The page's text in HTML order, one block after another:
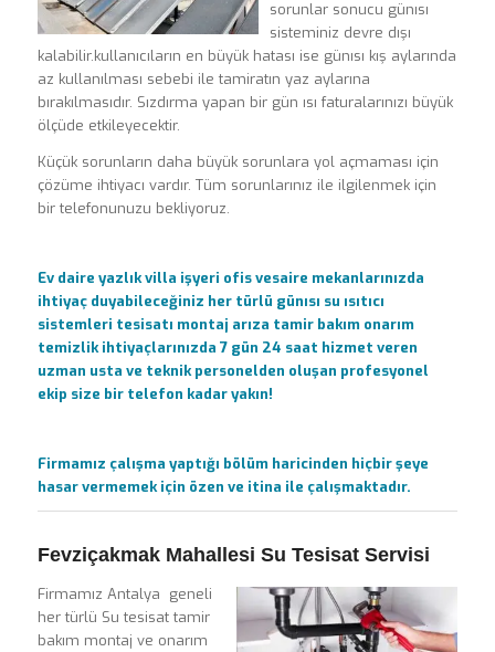
sorunlar sonucu günısı
sisteminiz devre dışı
kalabilir.kullanıcıların en büyük hatası ise günısı kış aylarında
az kullanılması sebebi ile tamiratın yaz aylarına
bırakılmasıdır. Sızdırma yapan bir gün ısı faturalarınızı büyük
ölçüde etkileyecektir.
Küçük sorunların daha büyük sorunlara yol açmaması için
çözüme ihtiyacı vardır. Tüm sorunlarınız ile ilgilenmek için
bir telefonunuzu bekliyoruz.
Ev daire yazlık villa işyeri ofis vesaire mekanlarınızda
ihtiyaç duyabileceğiniz her türlü günısı su ısıtıcı
sistemleri tesisatı montaj arıza tamir bakım onarım
temizlik ihtiyaçlarınızda 7 gün 24 saat hizmet veren
uzman usta ve teknik personelden oluşan profesyonel
ekip size bir telefon kadar yakın!
Firmamız çalışma yaptığı bölüm haricinden hiçbir şeye
hasar vermemek için özen ve itina ile çalışmaktadır.
Fevziçakmak Mahallesi Su Tesisat Servisi
Firmamız Antalya geneli
her türlü Su tesisat tamir
bakım montaj ve onarım